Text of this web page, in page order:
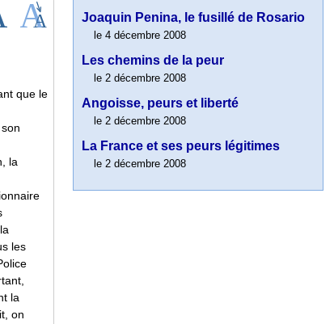
que le
la
les
la
on
Joaquin Penina, le fusillé de Rosario
le 4 décembre 2008
Les chemins de la peur
le 2 décembre 2008
Angoisse, peurs et liberté
le 2 décembre 2008
La France et ses peurs légitimes
le 2 décembre 2008